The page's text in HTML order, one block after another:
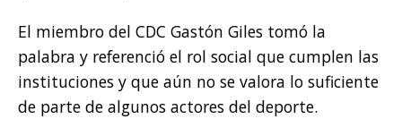
El miembro del CDC Gastón Giles tomó la
palabra y referenció el rol social que cumplen las
instituciones y que aún no se valora lo suficiente
de parte de algunos actores del deporte.